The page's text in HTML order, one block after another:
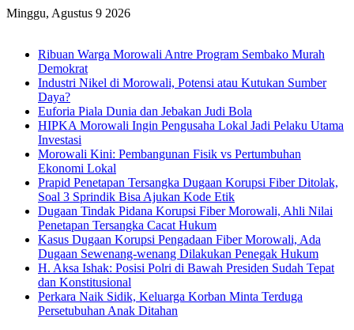
Minggu, Agustus 9 2026
Ribuan Warga Morowali Antre Program Sembako Murah
Demokrat
Industri Nikel di Morowali, Potensi atau Kutukan Sumber
Daya?
Euforia Piala Dunia dan Jebakan Judi Bola
HIPKA Morowali Ingin Pengusaha Lokal Jadi Pelaku Utama
Investasi
Morowali Kini: Pembangunan Fisik vs Pertumbuhan
Ekonomi Lokal
Prapid Penetapan Tersangka Dugaan Korupsi Fiber Ditolak,
Soal 3 Sprindik Bisa Ajukan Kode Etik
Dugaan Tindak Pidana Korupsi Fiber Morowali, Ahli Nilai
Penetapan Tersangka Cacat Hukum
Kasus Dugaan Korupsi Pengadaan Fiber Morowali, Ada
Dugaan Sewenang-wenang Dilakukan Penegak Hukum
H. Aksa Ishak: Posisi Polri di Bawah Presiden Sudah Tepat
dan Konstitusional
Perkara Naik Sidik, Keluarga Korban Minta Terduga
Persetubuhan Anak Ditahan